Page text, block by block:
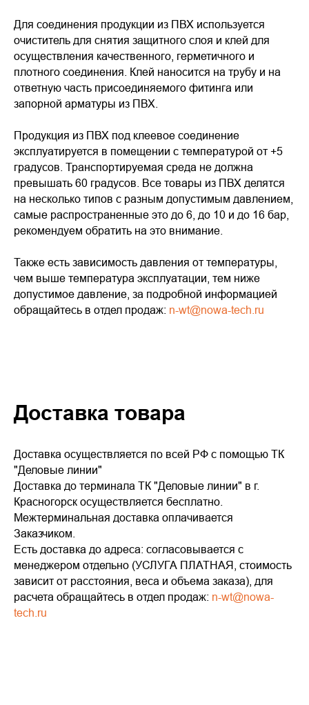
Для соединения продукции из ПВХ используется
очиститель для снятия защитного слоя и клей для
осуществления качественного, герметичного и
плотного соединения. Клей наносится на трубу и на
ответную часть присоединяемого фитинга или
запорной арматуры из ПВХ.
Продукция из ПВХ под клеевое соединение
эксплуатируется в помещении с температурой от +5
градусов. Транспортируемая среда не должна
превышать 60 градусов. Все товары из ПВХ делятся
на несколько типов с разным допустимым давлением,
самые распространенные это до 6, до 10 и до 16 бар,
рекомендуем обратить на это внимание.
Также есть зависимость давления от температуры,
чем выше температура эксплуатации, тем ниже
допустимое давление, за подробной информацией
обращайтесь в отдел продаж: n-wt@nowa-tech.ru
Доставка товара
Доставка осуществляется по всей РФ с помощью ТК
"Деловые линии"
Доставка до терминала ТК "Деловые линии" в г.
Красногорск осуществляется бесплатно.
Межтерминальная доставка оплачивается
Заказчиком.
Есть доставка до адреса: согласовывается с
менеджером отдельно (УСЛУГА ПЛАТНАЯ, стоимость
зависит от расстояния, веса и объема заказа), для
расчета обращайтесь в отдел продаж: n-wt@nowa-
tech.ru